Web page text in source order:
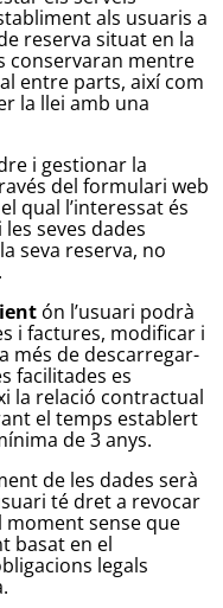
als usuaris a
reserva situat en la
conservaran mentre
entre parts, així com
la llei amb una
i gestionar la
del formulari web
qual l’interessat és
seves dades
seva reserva, no
ón l’usuari podrà
i factures, modificar i
més de descarregar-
facilitades es
la relació contractual
el temps establert
de 3 anys.
de les dades serà
té dret a revocar
moment sense que
basat en el
legals